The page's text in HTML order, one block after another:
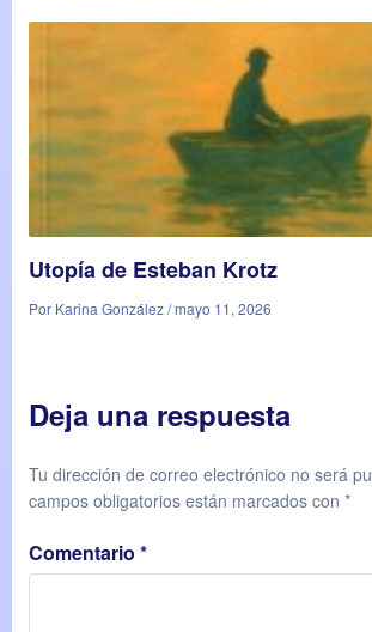
Utopía de Esteban Krotz
Por Karina González / mayo 11, 2026
Deja una respuesta
Tu dirección de correo electrónico no será
campos obligatorios están marcados con *
Comentario *